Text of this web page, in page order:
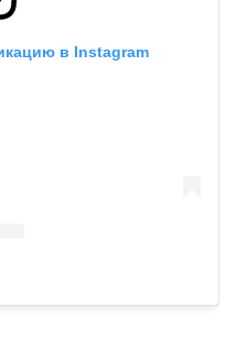
в Instagram